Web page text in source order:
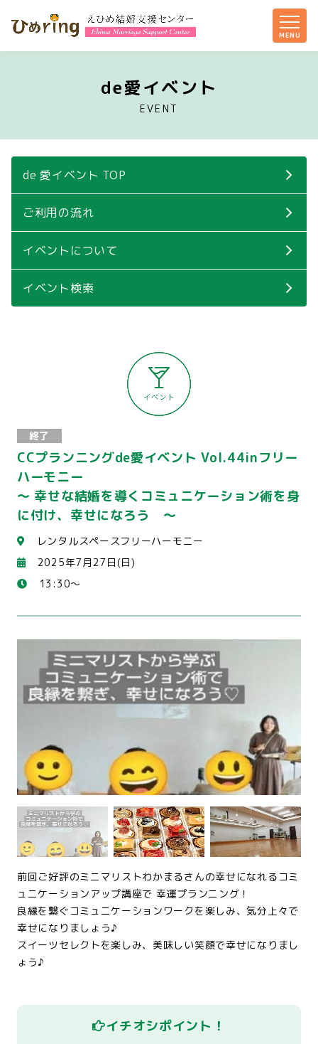
de愛イベント
EVENT
de 愛イベント TOP
ご利用の流れ
イベントについて
イベント検索
終了
CCプランニングde愛イベント Vol.44inフリー
ハーモニー
～ 幸せな結婚を導くコミュニケーション術を身
に付け、幸せになろう ～
レンタルスペースフリーハーモニー
2025年7月27日(日)
13:30～
前回ご好評のミニマリストわかまるさんの幸せになれるコミ
ュニケーションアップ講座で 幸運プランニング！
良縁を繋ぐコミュニケーションワークを楽しみ、気分上々で
幸せになりましょう♪
スイーツセレクトを楽しみ、美味しい笑顔で幸せになりまし
ょう♪
イチオシポイント！